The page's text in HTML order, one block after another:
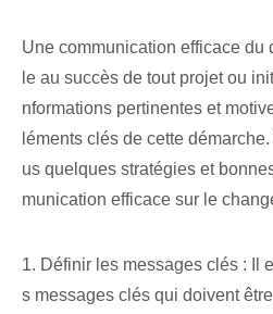
Une communication efficace du
le au succès de tout projet ou
nformations pertinentes et
léments clés de cette
us quelques stratégies et
munication efficace sur le
1. Définir les messages clés : Il
s messages clés qui doivent